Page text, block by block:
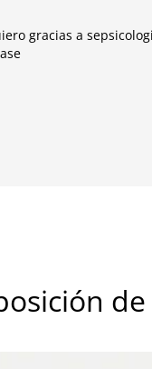
gracias a